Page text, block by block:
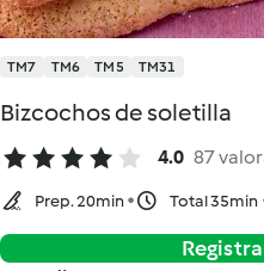
TM7 TM6 TM5 TM31
Bizcochos de soletilla
4.0 87
Prep. 20min Total 35min